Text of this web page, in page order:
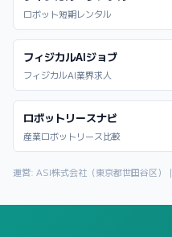
ロボット短期レンタル
フィジカルAIジョブ
フィジカルAI業界求人
ロボットリースナビ
産業ロボットリース比較
運営: ASI株式会社（東京都世田谷区）｜